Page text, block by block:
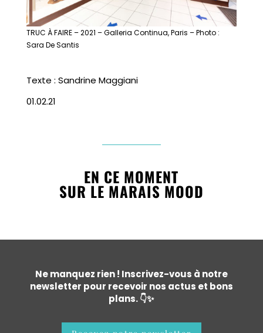
TRUC À FAIRE – 2021 – Galleria Continua, Paris – Photo :
Sara De Santis
Texte : Sandrine Maggiani
01.02.21
EN CE MOMENT
SUR LE MARAIS MOOD
Ne manquez rien ! Inscrivez-vous à notre
newsletter pour recevoir nos actus et bons
plans. 👇✨